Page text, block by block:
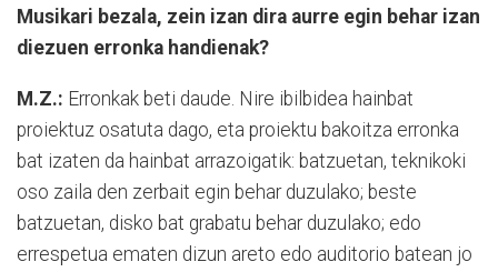
Musikari bezala, zein izan dira aurre egin behar izan
diezuen erronka handienak?
M.Z.: Erronkak beti daude. Nire ibilbidea hainbat
proiektuz osatuta dago, eta proiektu bakoitza erronka
bat izaten da hainbat arrazoigatik: batzuetan, teknikoki
oso zaila den zerbait egin behar duzulako; beste
batzuetan, disko bat grabatu behar duzulako; edo
errespetua ematen dizun areto edo auditorio batean jo